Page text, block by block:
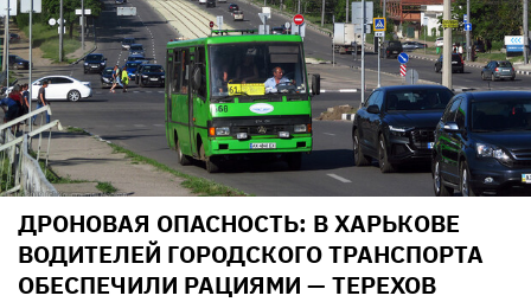
ДРОНОВАЯ ОПАСНОСТЬ: В ХАРЬКОВЕ
ВОДИТЕЛЕЙ ГОРОДСКОГО ТРАНСПОРТА
ОБЕСПЕЧИЛИ РАЦИЯМИ — ТЕРЕХОВ